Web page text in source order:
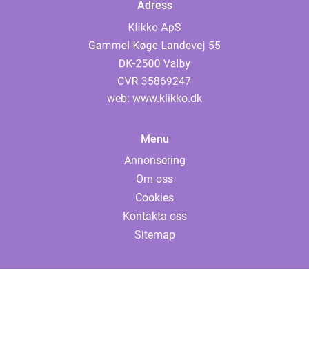
Adress
web: www.klikko.dk
Menu
Annonsering
Om oss
Cookies
Kontakta oss
Sitemap